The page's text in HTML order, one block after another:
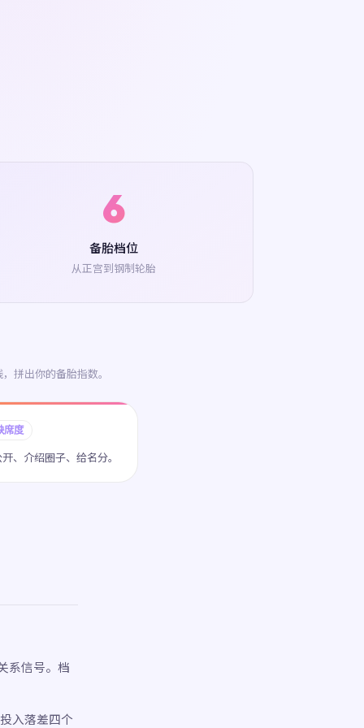
6
备胎档位
从正宫到钢制轮胎
拼出你的备胎指数。
度
、介绍圈子、给名分。
系信号。档
入落差四个